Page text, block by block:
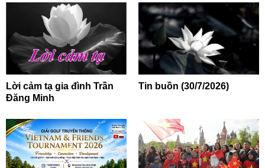
Lời cảm tạ gia đình Trần
Đăng Minh
Tin buồn (30/7/2026)